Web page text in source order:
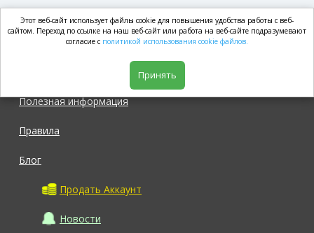
market.com
Полезная информация
Правила
Блог
Продать Аккаунт
Новости
Этот веб-сайт использует файлы cookie для повышения удобства работы с веб-
сайтом. Переход по ссылке на наш веб-сайт или работа на веб-сайте подразумевают
согласие с политикой использования cookie файлов.
Принять